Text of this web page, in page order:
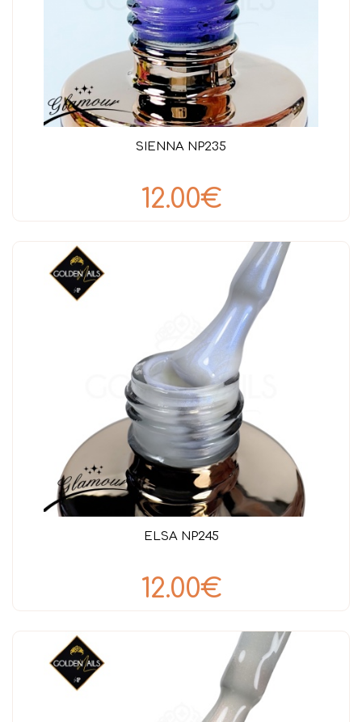
SIENNA NP235
12.00€
ELSA NP245
12.00€